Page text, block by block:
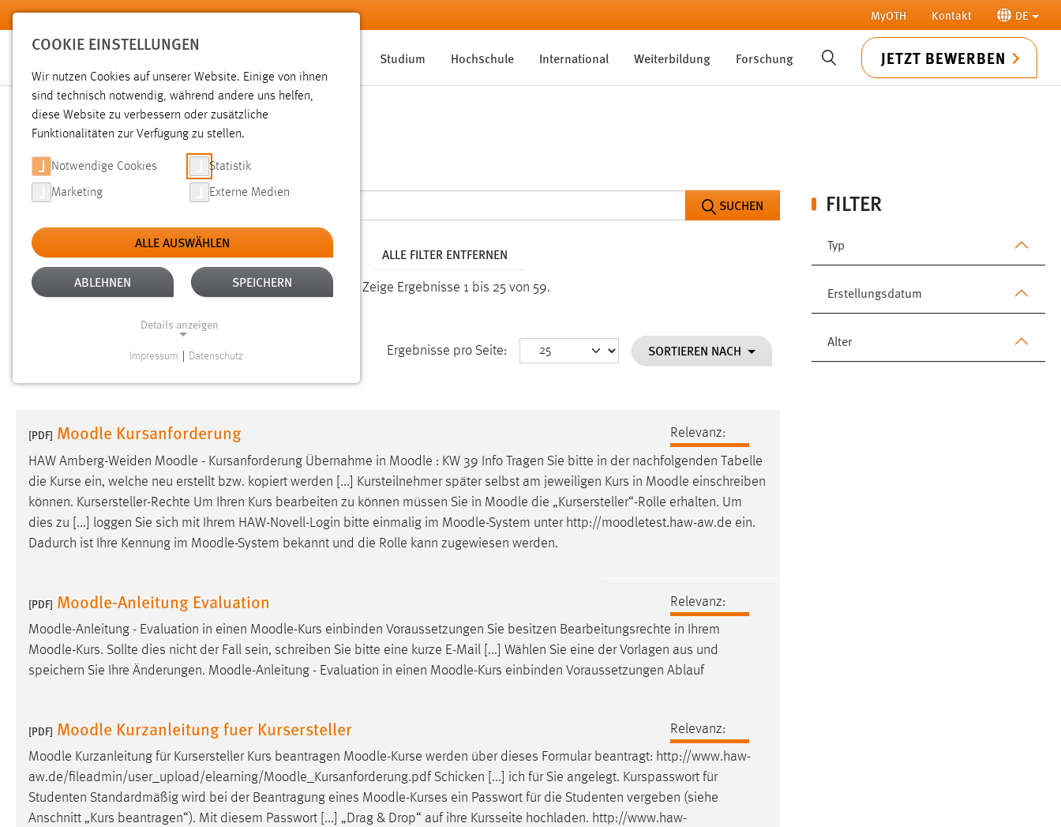
Zum Hauptinhalt springen MyOTH Kontakt DE
Studium Hochschule International Weiterbildung Forschung SUCHE JETZT BEWERBEN
SUCHE
FILTER
Typ
Erstellungsdatum
Alter
SUCHEN
Aktive Filter: TYP: DATEIEN ALTER: ÜBER EIN JAHR ALLE FILTER ENTFERNEN
Gesucht nach "moodle". Es wurden 59 Ergebnisse gefunden. Zeige Ergebnisse 1 bis 25 von 59.
Ergebnisse pro Seite: SORTIEREN NACH
[PDF] Moodle Kursanforderung
Relevanz:
HAW Amberg-Weiden Moodle - Kursanforderung Übernahme in Moodle : KW 39 Info Tragen Sie bitte in der nachfolgenden Tabelle
die Kurse ein, welche neu erstellt bzw. kopiert werden [...] Kursteilnehmer später selbst am jeweiligen Kurs in Moodle einschreiben
können. Kursersteller-Rechte Um Ihren Kurs bearbeiten zu können müssen Sie in Moodle die „Kursersteller“-Rolle erhalten. Um
dies zu [...] loggen Sie sich mit Ihrem HAW-Novell-Login bitte einmalig im Moodle-System unter http://moodletest.haw-aw.de ein.
Dadurch ist Ihre Kennung im Moodle-System bekannt und die Rolle kann zugewiesen werden.
[PDF] Moodle-Anleitung Evaluation
Relevanz:
Moodle-Anleitung - Evaluation in einen Moodle-Kurs einbinden Voraussetzungen Sie besitzen Bearbeitungsrechte in Ihrem
Moodle-Kurs. Sollte dies nicht der Fall sein, schreiben Sie bitte eine kurze E-Mail [...] Wählen Sie eine der Vorlagen aus und
speichern Sie Ihre Änderungen. Moodle-Anleitung - Evaluation in einen Moodle-Kurs einbinden Voraussetzungen Ablauf
[PDF] Moodle Kurzanleitung fuer Kursersteller
Relevanz:
Moodle Kurzanleitung für Kursersteller Kurs beantragen Moodle-Kurse werden über dieses Formular beantragt: http://www.haw-
aw.de/fileadmin/user_upload/elearning/Moodle _Kursanforderung.pdf Schicken [...] ich für Sie angelegt. Kurspasswort für
Studenten Standardmäßig wird bei der Beantragung eines Moodle-Kurses ein Passwort für die Studenten vergeben (siehe
Anschnitt „Kurs beantragen“). Mit diesem Passwort [...] „Drag & Drop“ auf ihre Kursseite hochladen. http://www.haw-
COOKIE EINSTELLUNGEN
Wir nutzen Cookies auf unserer Website. Einige von ihnen
sind technisch notwendig, während andere uns helfen,
diese Website zu verbessern oder zusätzliche
Funktionalitäten zur Verfügung zu stellen.
Notwendige Cookies Statistik
Marketing Externe Medien
ALLE AUSWÄHLEN
ABLEHNEN SPEICHERN
Details anzeigen
Website erforderlich.
Einverständnis
Name: cookie_consent
Zweck:
ausgewählten Einverständnis-Optionen
Cookie Laufzeit: 1 Jahr
Performance
Name: staticfilecache
in diesem Cookie gespeichert, ob man
eingeloggt ist.
Sprachpräferenz
Name: site-language-preference
Impressum Datenschutz